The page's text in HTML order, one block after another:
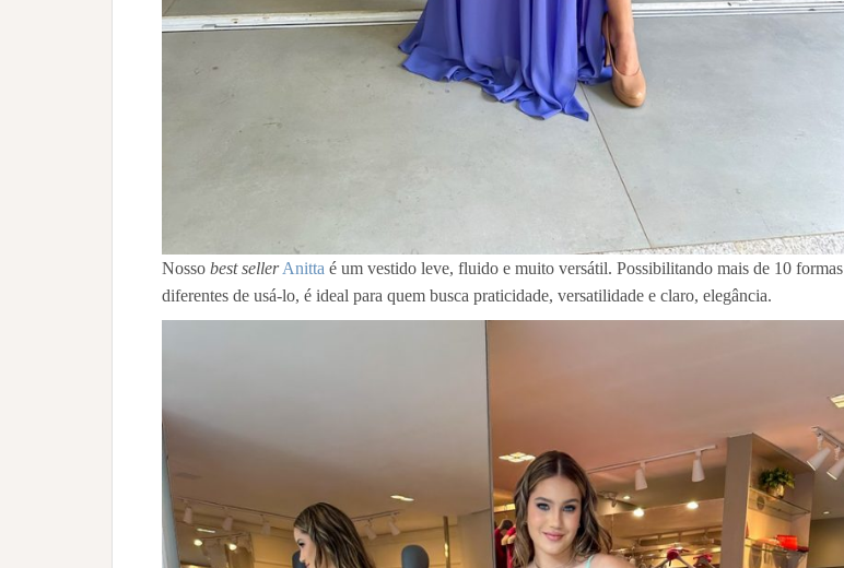
Nosso best sellerAnitta é um vestido leve, fluido e muito versátil. Possibilitando mais de 10 formas
diferentes de usá-lo, é ideal para quem busca praticidade, versatilidade e claro, elegância.